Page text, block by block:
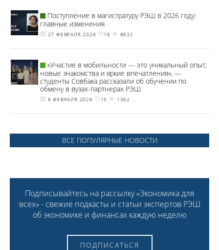
Поступление в магистратуру РЭШ в 2026 году:
главные изменения
27 ФЕВРАЛЯ 2026 16 8632
«Участие в мобильности — это уникальный опыт,
новые знакомства и яркие впечатления», —
студенты Совбака рассказали об обучении по
обмену в вузах-партнерах РЭШ
6 ФЕВРАЛЯ 2026 15 1362
ВСЕ ПОПУЛЯРНЫЕ НОВОСТИ
Подписывайтесь на рассылку «Экономика для
всех» - свежие подкасты и статьи экспертов РЭШ
об экономике и финансах каждую неделю
ПОДПИСАТЬСЯ